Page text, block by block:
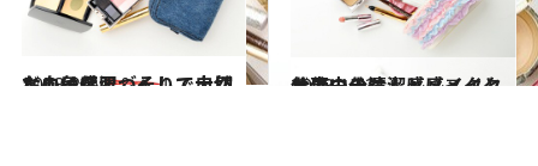
2013.2.4
キレイな肌づくりで大切なのは保湿、そして自然な血色感
ビューティ＆ヘルス 2013.1.13
仕事中の清潔感メイクとオフのきちんと感メイクを使い分け
ビューティ＆ヘルス